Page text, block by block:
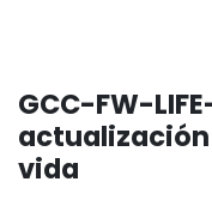
GCC-FW-
vida